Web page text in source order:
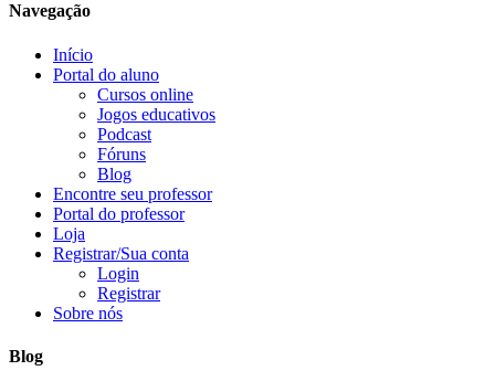
Navegação
Início
Portal do aluno
Cursos online
Jogos educativos
Podcast
Fóruns
Blog
Encontre seu professor
Portal do professor
Loja
Registrar/Sua conta
Login
Registrar
Sobre nós
Blog